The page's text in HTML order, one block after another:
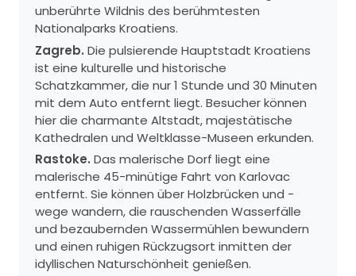
unberührte Wildnis des berühmtesten
Nationalparks Kroatiens.
Zagreb. Die pulsierende Hauptstadt Kroatiens
ist eine kulturelle und historische
Schatzkammer, die nur 1 Stunde und 30 Minuten
mit dem Auto entfernt liegt. Besucher können
hier die charmante Altstadt, majestätische
Kathedralen und Weltklasse-Museen erkunden.
Rastoke. Das malerische Dorf liegt eine
malerische 45-minütige Fahrt von Karlovac
entfernt. Sie können über Holzbrücken und -
wege wandern, die rauschenden Wasserfälle
und bezaubernden Wassermühlen bewundern
und einen ruhigen Rückzugsort inmitten der
idyllischen Naturschönheit genießen.